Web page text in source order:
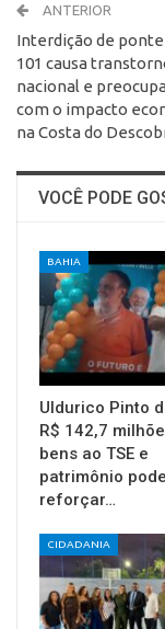
ANTERIOR
Interdição de ponte
101 causa
nacional e
com o impacto
na Costa do
VOCÊ PODE
BAHIA
Uldurico Pinto
R$ 142,7
bens ao TSE e
patrimônio pode
reforçar…
CIDADANIA